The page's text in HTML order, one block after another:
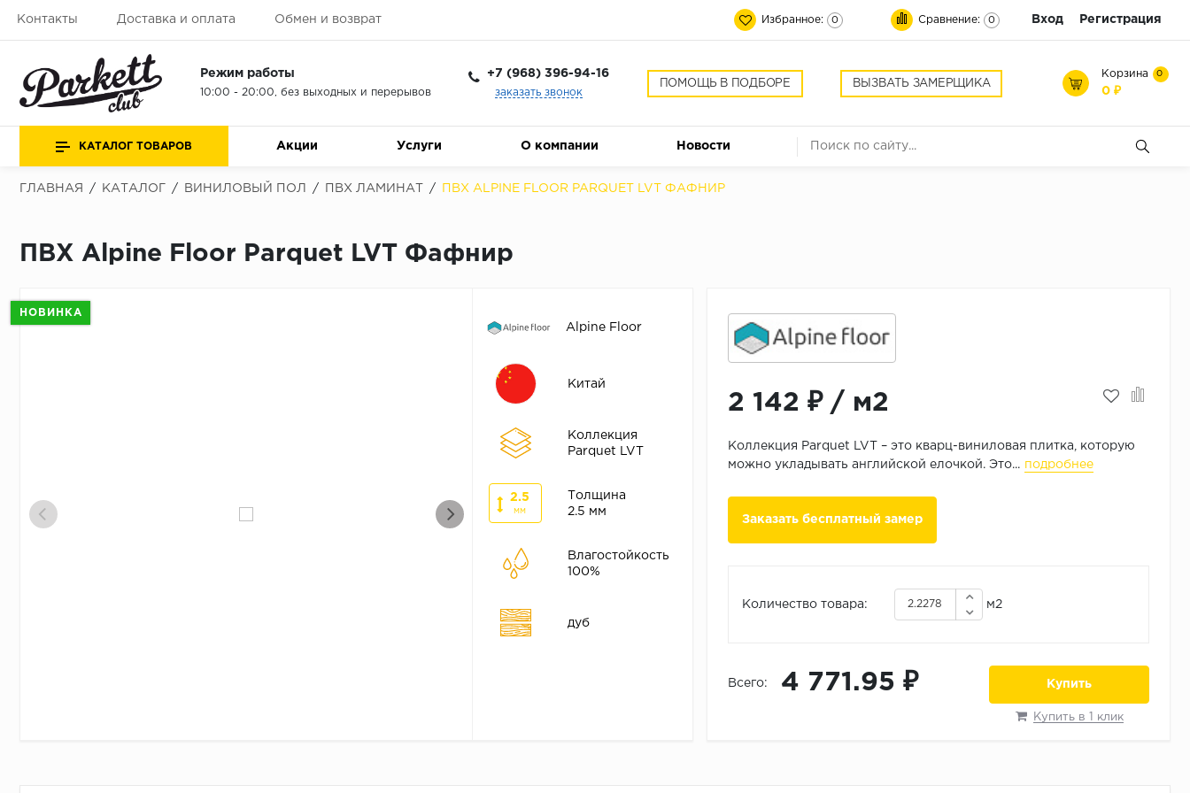
Контакты Доставка и оплата Обмен и возврат Избранное: 0 Сравнение: 0 Вход Регистрация
Режим работы
10:00 - 20:00, без выходных и перерывов
+7 (968) 396-94-16
заказать звонок
ПОМОЩЬ В ПОДБОРЕ ВЫЗВАТЬ ЗАМЕРЩИКА
Корзина 0
0 ₽
КАТАЛОГ ТОВАРОВ Акции Услуги О компании Новости
ГЛАВНАЯ / КАТАЛОГ / ВИНИЛОВЫЙ ПОЛ / ПВХ ЛАМИНАТ / ПВХ ALPINE FLOOR PARQUET LVT ФАФНИР
ПВХ Alpine Floor Parquet LVT Фафнир
НОВИНКА
Alpine Floor
Китай
Коллекция
Parquet LVT
2.5
мм
Толщина
2.5 мм
Влагостойкость
100%
дуб
2 142 ₽/ м2
Коллекция Parquet LVT – это кварц-виниловая плитка, которую
можно укладывать английской елочкой. Это... подробнее
Заказать бесплатный замер
Количество товара: м2
Всего: 4 771.95 ₽ Купить
Купить в 1 клик